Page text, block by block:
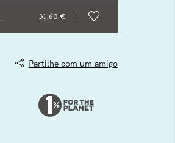
31,60 €
Partilhe com um amigo